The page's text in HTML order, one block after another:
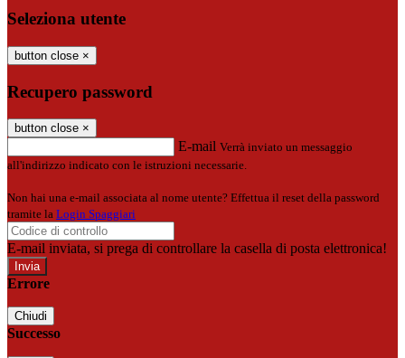
Seleziona utente
button close ×
Recupero password
button close ×
E-mail Verrà inviato un messaggio
all'indirizzo indicato con le istruzioni necessarie.
Non hai una e-mail associata al nome utente? Effettua il reset della password
tramite la Login Spaggiari
E-mail inviata, si prega di controllare la casella di posta elettronica!
Errore
Chiudi
Successo